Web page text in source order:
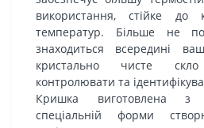
використання, стійке до
температур. Більше не
знаходиться всередині
кристально чисте
контролювати та
Кришка виготовлена з
спеціальній форми